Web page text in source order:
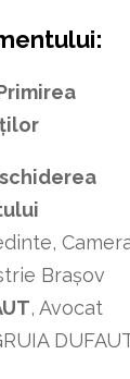
Brașov
, Avocat